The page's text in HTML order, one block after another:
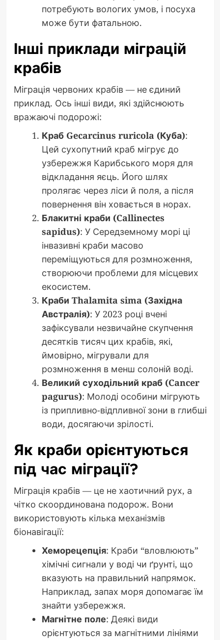
потребують вологих умов, і посуха
може бути фатальною.
Інші приклади міграцій
крабів
Міграція червоних крабів — не єдиний
приклад. Ось інші види, які здійснюють
вражаючі подорожі:
Краб Gecarcinus ruricola (Куба):
Цей сухопутний краб мігрує до
узбережжя Карибського моря для
відкладання яєць. Його шлях
пролягає через ліси й поля, а після
повернення він ховається в норах.
Блакитні краби (Callinectes
sapidus): У Середземному морі ці
інвазивні краби масово
переміщуються для розмноження,
створюючи проблеми для місцевих
екосистем.
Краби Thalamita sima (Західна
Австралія): У 2023 році вчені
зафіксували незвичайне скупчення
десятків тисяч цих крабів, які,
ймовірно, мігрували для
розмноження в менш солоній воді.
Великий суходільний краб (Cancer
pagurus): Молоді особини мігрують
із припливно-відпливної зони в глибші
води, досягаючи зрілості.
Як краби орієнтуються
під час міграції?
Міграція крабів — це не хаотичний рух, а
чітко скоординована подорож. Вони
використовують кілька механізмів
біонавігації:
Хеморецепція: Краби “вловлюють”
хімічні сигнали у воді чи ґрунті, що
вказують на правильний напрямок.
Наприклад, запах моря допомагає їм
знайти узбережжя.
Магнітне поле: Деякі види
орієнтуються за магнітними лініями